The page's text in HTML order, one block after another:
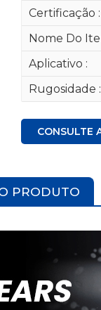
Certificação :
Nome Do
Aplicativo :
Rugosidade :
CONSULTE
PRODUTO